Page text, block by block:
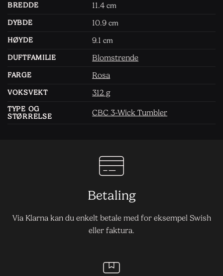
BREDDE 11.4 cm
DYBDE
10.9 cm
HØYDE
9.1 cm
DUFTFAMILIE
Blomstrende
FARGE Rosa
VOKSVEKT 312 g
TYPE OG
STØRRELSE
CBC 3-Wick Tumbler
Betaling
Via Klarna kan du enkelt betale med for eksempel Swish
eller faktura.